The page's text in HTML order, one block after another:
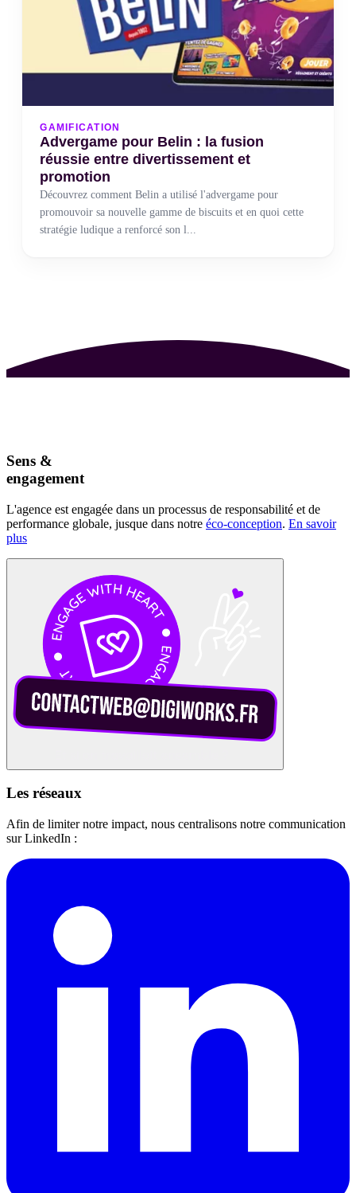
GAMIFICATION
Advergame pour Belin : la fusion
réussie entre divertissement et
promotion
Découvrez comment Belin a utilisé l'advergame pour
promouvoir sa nouvelle gamme de biscuits et en quoi cette
stratégie ludique a renforcé son l...
Sens &
engagement
L'agence est engagée dans un processus de responsabilité et de
performance globale, jusque dans notre éco-conception. En savoir
plus
Les réseaux
Afin de limiter notre impact, nous centralisons notre communication
sur LinkedIn :